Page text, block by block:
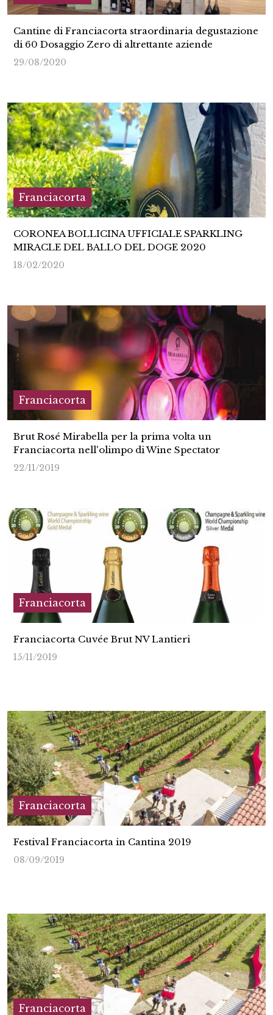
Cantine di Franciacorta straordinaria degustazione
di 60 Dosaggio Zero di altrettante aziende
29/08/2020
Franciacorta
CORONEA BOLLICINA UFFICIALE SPARKLING
MIRACLE DEL BALLO DEL DOGE 2020
18/02/2020
Franciacorta
Brut Rosé Mirabella per la prima volta un
Franciacorta nell'olimpo di Wine Spectator
22/11/2019
Franciacorta
Franciacorta Cuvée Brut NV Lantieri
15/11/2019
Franciacorta
Festival Franciacorta in Cantina 2019
08/09/2019
Franciacorta